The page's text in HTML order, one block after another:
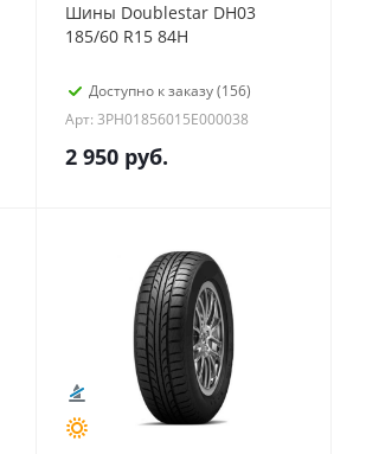
Шины Doublestar DH03
185/60 R15 84H
Доступно к заказу (156)
Арт: 3PH01856015E000038
2 950 руб.